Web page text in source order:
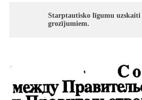
Starptautisko līgumu uzskaiti
grozījumiem.